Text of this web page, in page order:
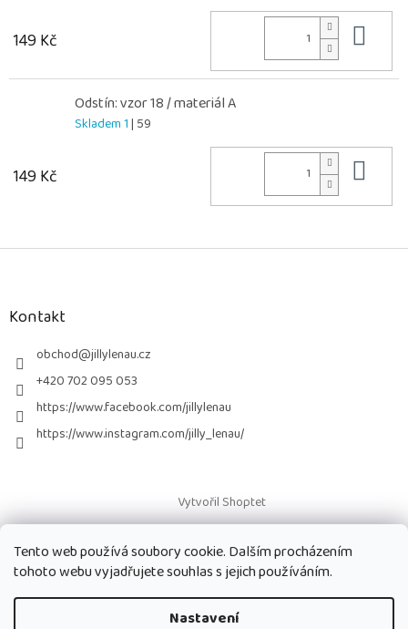
Tento web používá soubory cookie. Dalším procházením
tohoto webu vyjadřujete souhlas s jejich používáním.
Nastavení
149 Kč
Odstín: vzor 18 / materiál A
Skladem 1| 59
149 Kč
Z
Kontakt
obchod@jillylenau.cz
+420 702 095 053
https://www.facebook.com/jillylenau
https://www.instagram.com/jilly_lenau/
Vytvořil Shoptet
Copyright 2026Paruky Jilly Lenau s.r.o.. Všechna práva vyhrazena.